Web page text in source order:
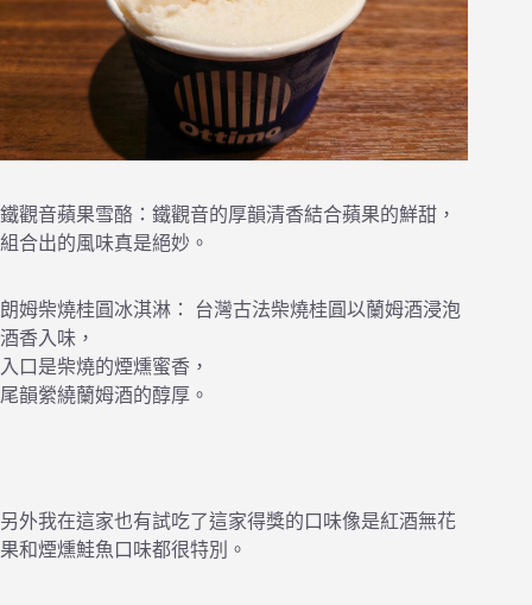
鐵觀音蘋果雪酪：鐵觀音的厚韻清香結合蘋果的鮮甜，
組合出的風味真是絕妙。
朗姆柴燒桂圓冰淇淋： 台灣古法柴燒桂圓以蘭姆酒浸泡
酒香入味，
入口是柴燒的煙燻蜜香，
尾韻縈繞蘭姆酒的醇厚。
另外我在這家也有試吃了這家得獎的口味像是紅酒無花
果和煙燻鮭魚口味都很特別。